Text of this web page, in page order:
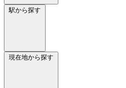
駅から探す
現在地から探す